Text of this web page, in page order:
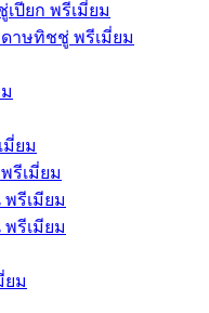
ปียก พรีเมี่ยม
าษทิชชู่ พรีเมี่ยม
มี่ยม
รีเมี่ยม
รีเมียม
รีเมียม
ยม